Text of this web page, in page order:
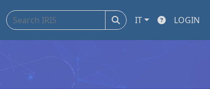
IT LOGIN